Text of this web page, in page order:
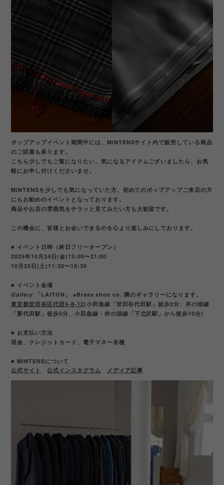
ポップアップイベント期間中には、MINTENSサイト内で販売している商品
のご試着も承ります。
こちら少しでもご覧になりたい、気になるアイテムございましたら、お気
軽にお申し付けくださいませ。
MINTENSを少しでも気になっていた方、初めてのポップアップご来店の方
にもお勧めのイベントとなっております。
商品やお店の雰囲気をチラッと見てみたい方も大歓迎です。
この機会に、皆様とお会いできるのを心より楽しみにしております。
■ イベント日時（終日フリーオープン）
2025年10月24日(金)13:00〜21:00
10月25日(土)11:30〜18:30
■ イベント会場
Gallery
「LAITON」 ※Brass shoe co. 隣のギャラリーになります。
東京都世田谷区代田5-8-12(小田急線「世田谷代田駅」徒歩2分、井の頭線
「新代田駅」徒歩5分、小田急線・井の頭線「下北沢駅」から徒歩10分)
■ お支払い方法
現金、クレジットカード、電子マネー各種
■ MINTENSについて
公式サイト 公式インスタグラム メディア記事